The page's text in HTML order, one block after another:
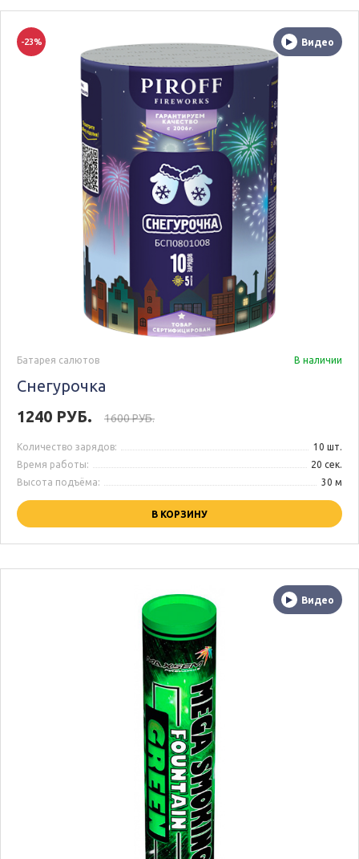
Видео
-23%
Батарея салютов В наличии
Снегурочка
1240 РУБ.
1600 РУБ.
Количество зарядов:
10 шт.
Время работы:
20 сек.
Высота подъёма:
30 м
В КОРЗИНУ
Видео